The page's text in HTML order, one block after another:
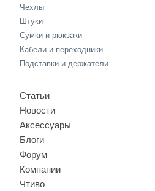
Чехлы
Штуки
Сумки и рюкзаки
Кабели и переходники
Подставки и держатели
Статьи
Новости
Аксессуары
Блоги
Форум
Компании
Чтиво